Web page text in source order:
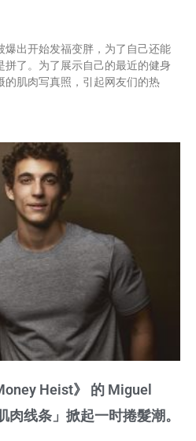
爆出开始发福变胖，为了自己还能
了。为了展示自己的最近的健身
的肌肉写真照，引起网友们的热
Heist》 的 Miguel
肉线条」掀起一时捲髮潮。